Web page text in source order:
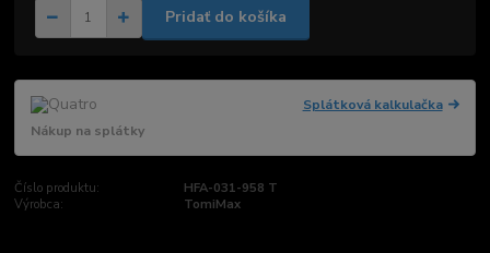
Pridať do košíka
Splátková kalkulačka
Nákup na splátky
Číslo produktu:
HFA-031-958 T
Výrobca:
TomiMax